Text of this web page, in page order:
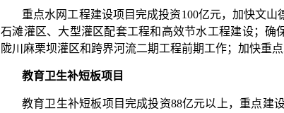
重点水网工程建设项目完成投资100亿元，加快文
石滩灌区、大型灌区配套工程和高效节水工程建设；确
陇川麻栗坝灌区和跨界河流二期工程前期工作；加快重
教育卫生补短板项目
教育卫生补短板项目完成投资88亿元以上，重点建